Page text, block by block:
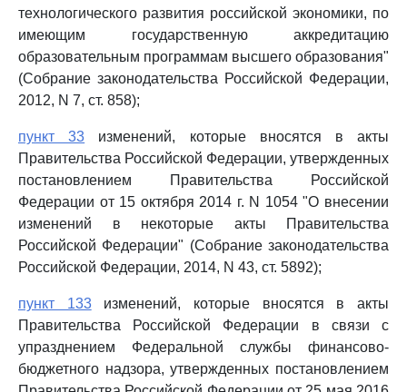
технологического развития российской экономики, по
имеющим государственную аккредитацию
образовательным программам высшего образования"
(Собрание законодательства Российской Федерации,
2012, N 7, ст. 858);
пункт 33 изменений, которые вносятся в акты
Правительства Российской Федерации, утвержденных
постановлением Правительства Российской
Федерации от 15 октября 2014 г. N 1054 "О внесении
изменений в некоторые акты Правительства
Российской Федерации" (Собрание законодательства
Российской Федерации, 2014, N 43, ст. 5892);
пункт 133изменений, которые вносятся в акты
Правительства Российской Федерации в связи с
упразднением Федеральной службы финансово-
бюджетного надзора, утвержденных постановлением